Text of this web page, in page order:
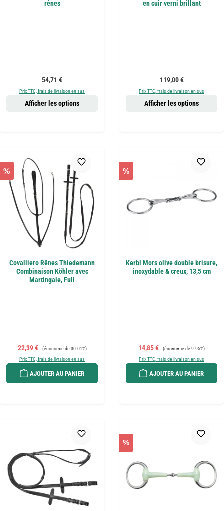
rênes
Prix régulier :
54,71 €
Prix TTC, frais de livraison en sus
Afficher les options
en cuir verni brillant
Prix régulier :
119,00 €
Prix TTC, frais de livraison en sus
Afficher les options
%
Covalliero Rênes Thiedemann
Combinaison Köhler avec
Martingale, Full
Prix de vente :
22,39 € Prix régulier :
(économie de 30.01%)
Prix TTC, frais de livraison en sus
AJOUTER AU PANIER
%
Kerbl Mors olive double brisure,
inoxydable & creux, 13,5 cm
Prix de vente :
14,85 € Prix régulier :
(économie de 9.95%)
Prix TTC, frais de livraison en sus
AJOUTER AU PANIER
%